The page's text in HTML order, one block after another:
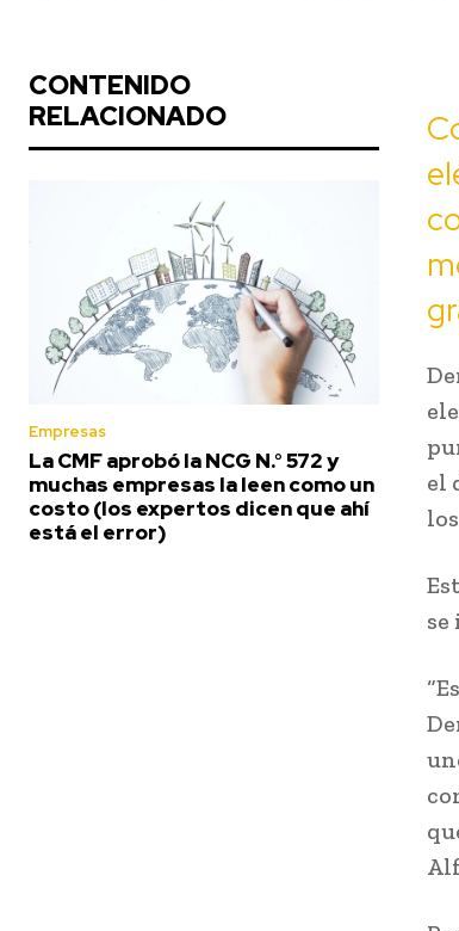
CONTENIDO
RELACIONADO
Empresas
La CMF aprobó la NCG N.° 572 y
muchas empresas la leen como un
costo (los expertos dicen que ahí
está el error)
el